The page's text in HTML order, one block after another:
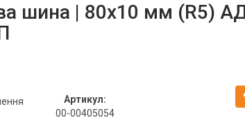
шина | 80х10 мм (R5)
Артикул:
00-00405054